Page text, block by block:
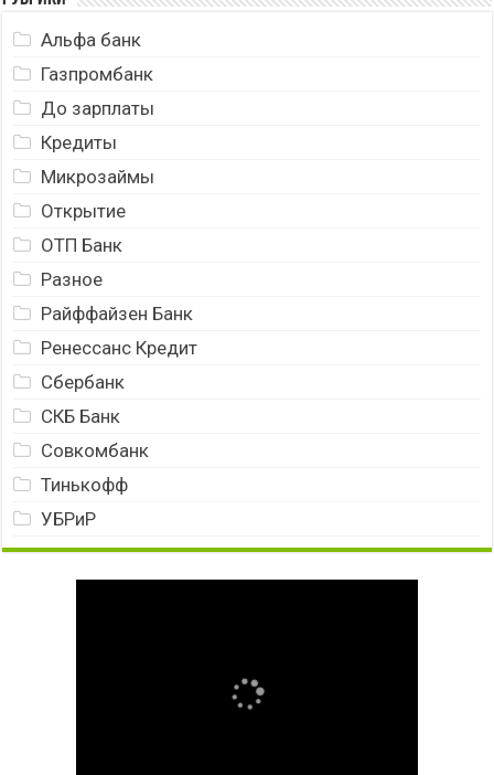
Альфа банк
Газпромбанк
До зарплаты
Кредиты
Микрозаймы
Открытие
ОТП Банк
Разное
Райффайзен Банк
Ренессанс Кредит
Сбербанк
СКБ Банк
Совкомбанк
Тинькофф
УБРиР